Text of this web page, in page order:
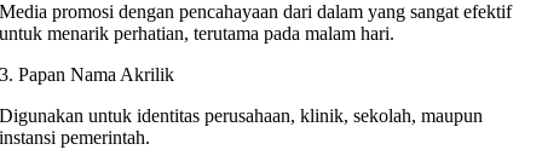
Media promosi dengan pencahayaan dari dalam yang sangat efektif
untuk menarik perhatian, terutama pada malam hari.
3. Papan Nama Akrilik
Digunakan untuk identitas perusahaan, klinik, sekolah, maupun
instansi pemerintah.